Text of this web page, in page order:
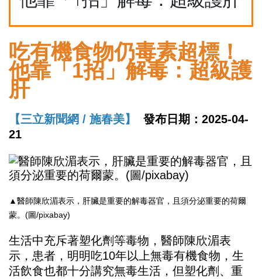
吃有機食物仍毒素超標！
他靠「1招」解毒：超級護
肝
【三立新聞網 / 施春美】 發布日期：2025-04-
21
▲醫師陳欣湄表示，肝臟是重要的解毒器官，且須分泌重要的荷爾
蒙。(圖/pixabay)
生活中充斥著塑化劑等毒物，醫師陳欣湄表
示，患者，明明吃10年以上無毒有機食物，生
活飲食也都十分講究無毒生活，但塑化劑、重